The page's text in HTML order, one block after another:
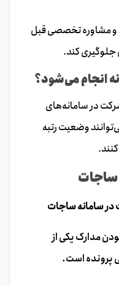
و مشاوره تخصصی قبل
جلوگیری کند.
انجام می‌شود؟
در سامانه‌های
وضعیت رتبه
ساجات
در سامانه ساجات
مدارک یکی از
پرونده است.